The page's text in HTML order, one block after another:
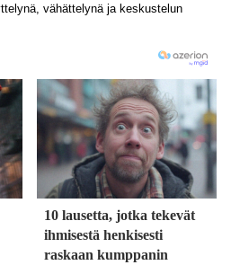
10 lausetta, jotka tekevät
ihmisestä henkisesti
raskaan kumppanin